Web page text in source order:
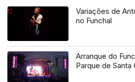
Variações de
no Funchal
Arranque do
Parque de Santa